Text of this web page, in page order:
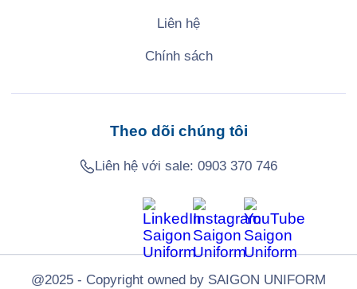
Liên hệ
Chính sách
Theo dõi chúng tôi
Liên hệ với sale:0903 370 746
@2025 - Copyright owned by SAIGON UNIFORM